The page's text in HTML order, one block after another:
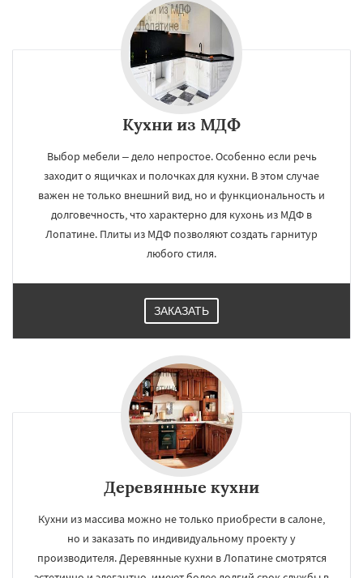
Кухни из МДФ
Выбор мебели – дело непростое. Особенно если речь
заходит о ящичках и полочках для кухни. В этом случае
важен не только внешний вид, но и функциональность и
долговечность, что характерно для кухонь из МДФ в
Лопатине. Плиты из МДФ позволяют создать гарнитур
любого стиля.
ЗАКАЗАТЬ
Деревянные кухни
Кухни из массива можно не только приобрести в салоне,
но и заказать по индивидуальному проекту у
производителя. Деревянные кухни в Лопатине смотрятся